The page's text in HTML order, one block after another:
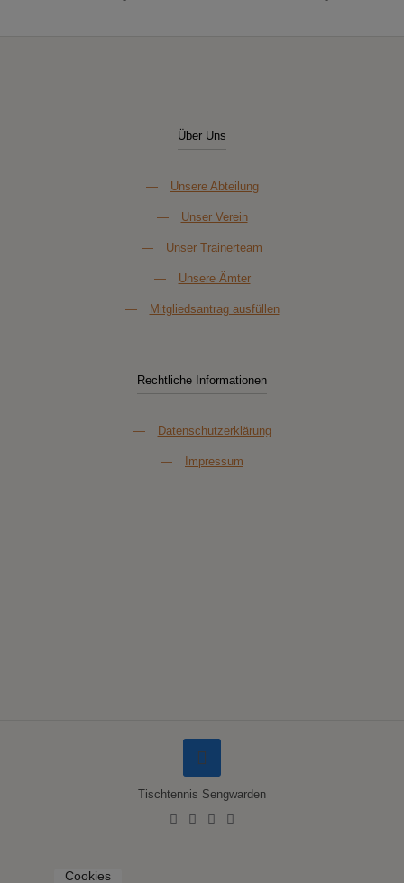
Über Uns
— Unsere Abteilung
— Unser Verein
— Unser Trainerteam
— Unsere Ämter
— Mitgliedsantrag ausfüllen
Rechtliche Informationen
— Datenschutzerklärung
— Impressum
Tischtennis Sengwarden
Cookies